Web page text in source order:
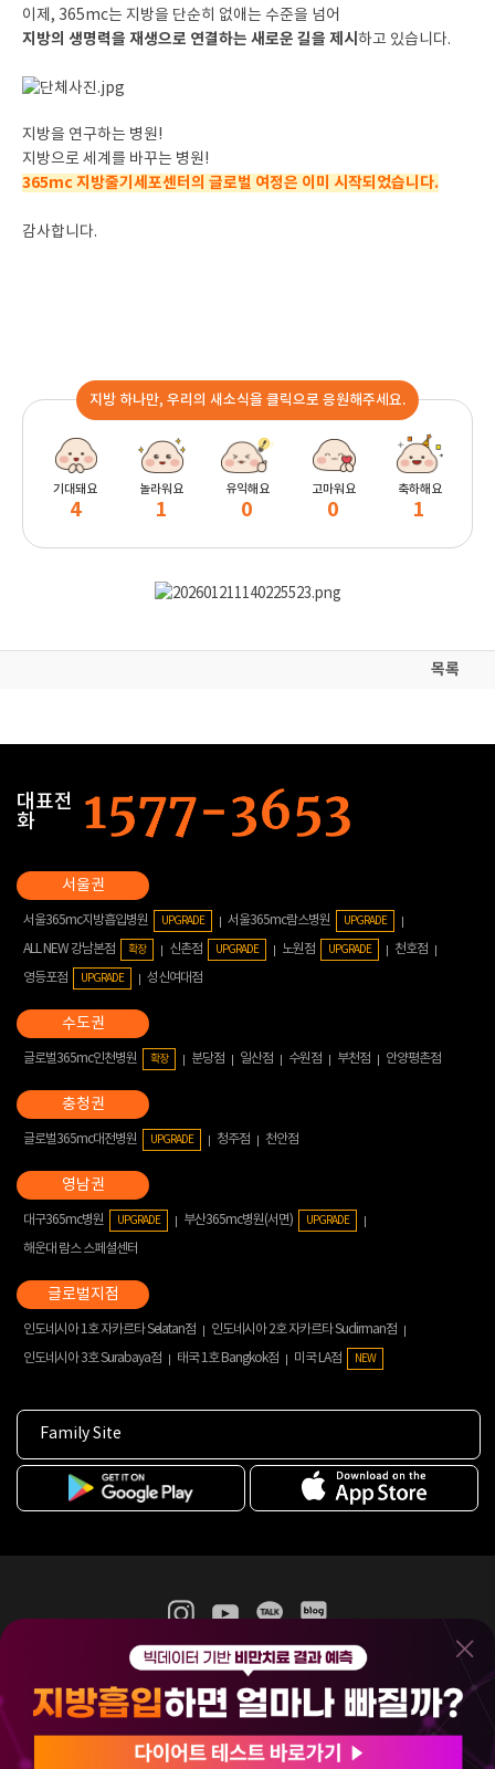
이제, 365mc는 지방을 단순히 없애는 수준을 넘어
지방의 생명력을 재생으로 연결하는 새로운 길을 제시 하고 있습니다.
지방을 연구하는 병원!
지방으로 세계를 바꾸는 병원!
365mc 지방줄기세포센터의 글로벌 여정은 이미 시작되었습니다.
감사합니다.
지방 하나만, 우리의 새소식을 클릭으로 응원해주세요.
기대돼요
4
놀라워요
1
유익해요
0
고마워요
0
축하해요
1
목록
대표전
화
서울365mc지방흡입병원 UPGRADE 서울365mc람스병원 UPGRADE
ALL NEW 강남본점 확장 신촌점 UPGRADE 노원점 UPGRADE
천호점
영등포점
UPGRADE 성신여대점
글로벌365mc인천병원 확장 분당점 일산점 수원점 부천점 안양평촌점
글로벌365mc대전병원 UPGRADE 청주점 천안점
대구365mc병원 UPGRADE 부산365mc병원(서면) UPGRADE
해운대 람스 스페셜센터
인도네시아 1호 자카르타 Selatan점
인도네시아 2호 자카르타 Sudirman점
인도네시아 3호 Surabaya점
태국 1호 Bangkok점 미국 LA점 NEW
Family Site
365mc 병·의원 이용약관
홈페이지 이용약관
비급여진료수가
(주)365mcㅣ서울특별시 서초구 서초대로52길 7, 3~4층(서초동, 제일빌딩)
120-87-04354ㅣ김남철